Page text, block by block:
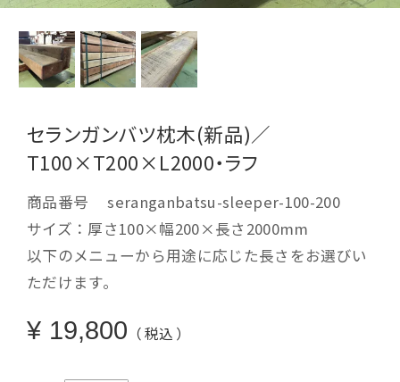
セランガンバツ枕木(新品)／
T100×T200×L2000・ラフ
商品番号
seranganbatsu-sleeper-100-200
サイズ：厚さ100×幅200×長さ2000mm
以下のメニューから用途に応じた長さをお選びい
ただけます。
¥ 19,800 税込